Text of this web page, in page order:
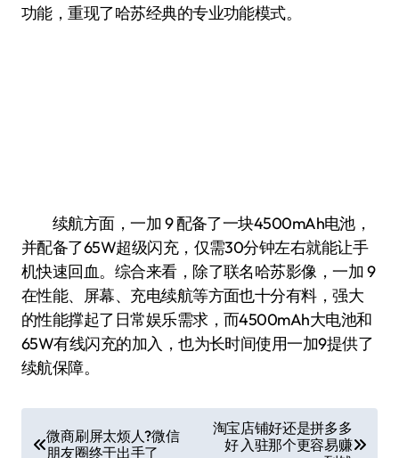
功能，重现了哈苏经典的专业功能模式。
续航方面，一加 9 配备了一块4500mAh电池，
并配备了65W超级闪充，仅需30分钟左右就能让手
机快速回血。综合来看，除了联名哈苏影像，一加 9
在性能、屏幕、充电续航等方面也十分有料，强大
的性能撑起了日常娱乐需求，而4500mAh大电池和
65W有线闪充的加入，也为长时间使用一加9提供了
续航保障。
章
微商刷屏太烦人?微信
朋友圈终于出手了
淘宝店铺好还是拼多多
好 入驻那个更容易赚